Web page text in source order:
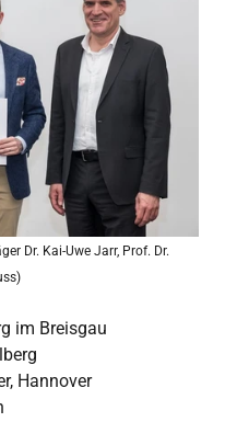
Dr. Kai-Uwe Jarr, Prof. Dr.
im Breisgau
Hannover